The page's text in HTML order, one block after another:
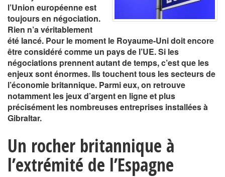
l’Union européenne est
toujours en négociation.
Rien n’a véritablement
été lancé. Pour le moment le Royaume-Uni doit encore
être considéré comme un pays de l’UE. Si les
négociations prennent autant de temps, c’est que les
enjeux sont énormes. Ils touchent tous les secteurs de
l’économie britannique. Parmi eux, on retrouve
notamment les jeux d’argent en ligne et plus
précisément les nombreuses entreprises installées à
Gibraltar.
Un rocher britannique à
l’extrémité de l’Espagne